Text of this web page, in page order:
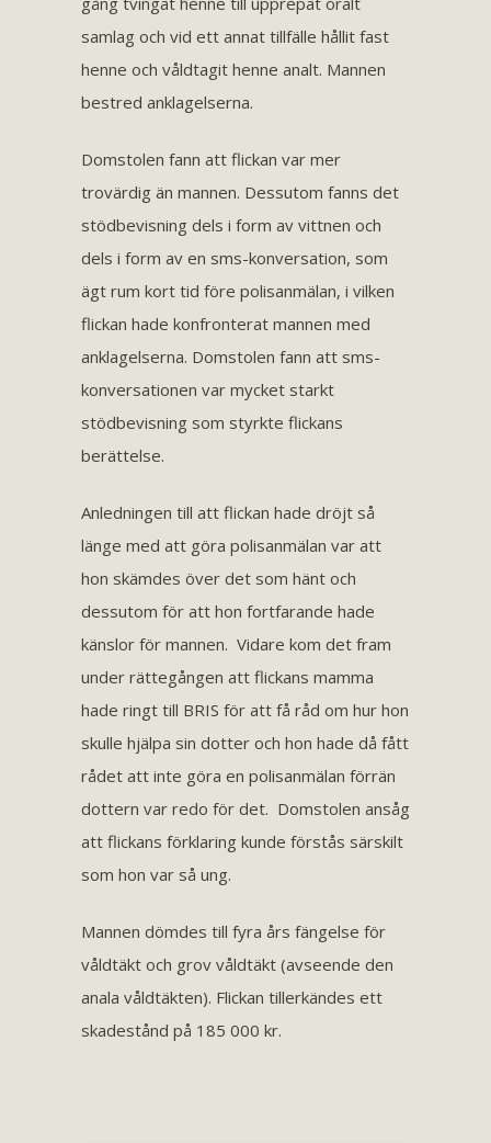
samlag och vid ett annat tillfälle hållit fast
henne och våldtagit henne analt. Mannen
bestred anklagelserna.
Domstolen fann att flickan var mer
trovärdig än mannen. Dessutom fanns det
stödbevisning dels i form av vittnen och
dels i form av en sms-konversation, som
ägt rum kort tid före polisanmälan, i vilken
flickan hade konfronterat mannen med
anklagelserna. Domstolen fann att sms-
konversationen var mycket starkt
stödbevisning som styrkte flickans
berättelse.
Anledningen till att flickan hade dröjt så
länge med att göra polisanmälan var att
hon skämdes över det som hänt och
dessutom för att hon fortfarande hade
känslor för mannen. Vidare kom det fram
under rättegången att flickans mamma
hade ringt till BRIS för att få råd om hur hon
skulle hjälpa sin dotter och hon hade då fått
rådet att inte göra en polisanmälan förrän
dottern var redo för det. Domstolen ansåg
att flickans förklaring kunde förstås särskilt
som hon var så ung.
Mannen dömdes till fyra års fängelse för
våldtäkt och grov våldtäkt (avseende den
anala våldtäkten). Flickan tillerkändes ett
skadestånd på 185 000 kr.